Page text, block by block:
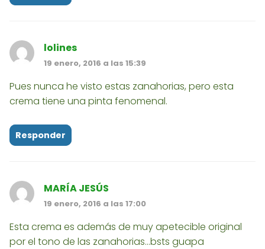
lolines
19 enero, 2016 a las 15:39
Pues nunca he visto estas zanahorias, pero esta
crema tiene una pinta fenomenal.
Responder
MARÍA JESÚS
19 enero, 2016 a las 17:00
Esta crema es además de muy apetecible original
por el tono de las zanahorias...bsts guapa